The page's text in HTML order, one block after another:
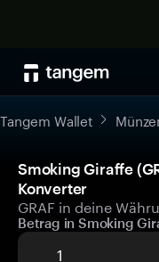
Tangem Wallet
Smoking Giraffe
Konverter
GRAF in deine
Betrag in Smoking